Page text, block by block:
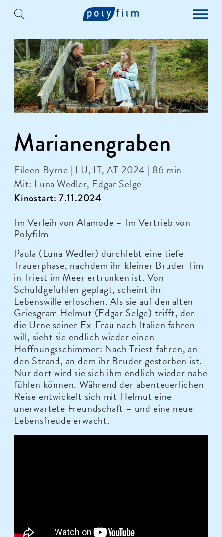
Marianengraben
Eileen Byrne | LU, IT, AT 2024 | 86 min
Mit: Luna Wedler, Edgar Selge
Kinostart: 7.11.2024
Im Verleih von Alamode – Im Vertrieb von
Polyfilm
Paula (Luna Wedler) durchlebt eine tiefe
Trauerphase, nachdem ihr kleiner Bruder Tim
in Triest im Meer ertrunken ist. Von
Schuldgefühlen geplagt, scheint ihr
Lebenswille erloschen. Als sie auf den alten
Griesgram Helmut (Edgar Selge) trifft, der
die Urne seiner Ex-Frau nach Italien fahren
will, sieht sie endlich wieder einen
Hoffnungsschimmer: Nach Triest fahren, an
den Strand, an dem ihr Bruder gestorben ist.
Nur dort wird sie sich ihm endlich wieder nahe
fühlen können. Während der abenteuerlichen
Reise entwickelt sich mit Helmut eine
unerwartete Freundschaft – und eine neue
Lebensfreude erwacht.